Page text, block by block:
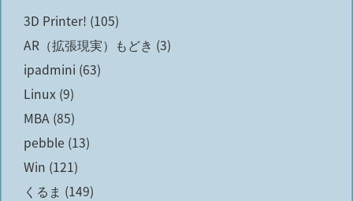
3D Printer! (105)
AR（拡張現実）もどき (3)
ipadmini (63)
Linux (9)
MBA (85)
pebble (13)
Win (121)
くるま (149)